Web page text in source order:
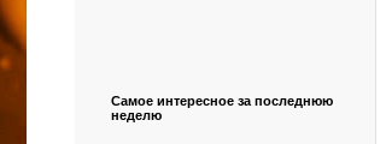
Самое интересное за последнюю
неделю